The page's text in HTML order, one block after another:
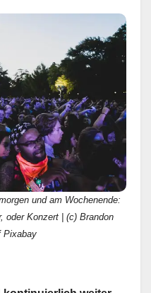
und am Wochenende:
oder Konzert | (c) Brandon
Pixabay